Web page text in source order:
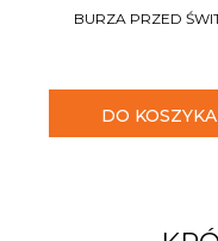
BURZA PRZED
DO KOSZYKA